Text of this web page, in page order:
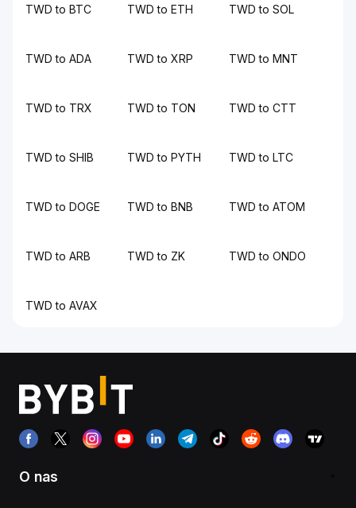
TWD to BTC TWD to ETH TWD to SOL
TWD to ADA TWD to XRP TWD to MNT
TWD to TRX TWD to TON TWD to CTT
TWD to SHIB TWD to PYTH TWD to LTC
TWD to DOGE TWD to BNB TWD to ATOM
TWD to ARB TWD to ZK TWD to ONDO
TWD to AVAX
O nas